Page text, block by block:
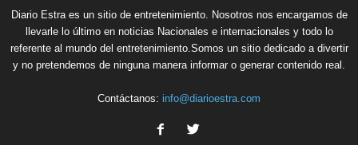
Diario Estra es un sitio de entretenimiento. Nosotros nos encargamos de
llevarle lo último en noticias Nacionales e internacionales y todo lo
referente al mundo del entretenimiento.Somos un sitio dedicado a divertir
y no pretendemos de ninguna manera informar o generar contenido real.
Contáctanos: info@diarioestra.com